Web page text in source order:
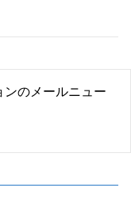
ンのメールニュー